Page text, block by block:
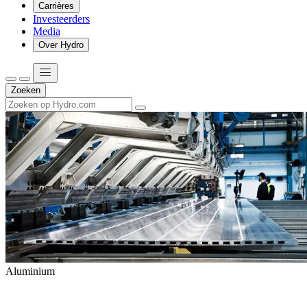
Carrières
Investeerders
Media
Over Hydro
Zoeken
Aluminium